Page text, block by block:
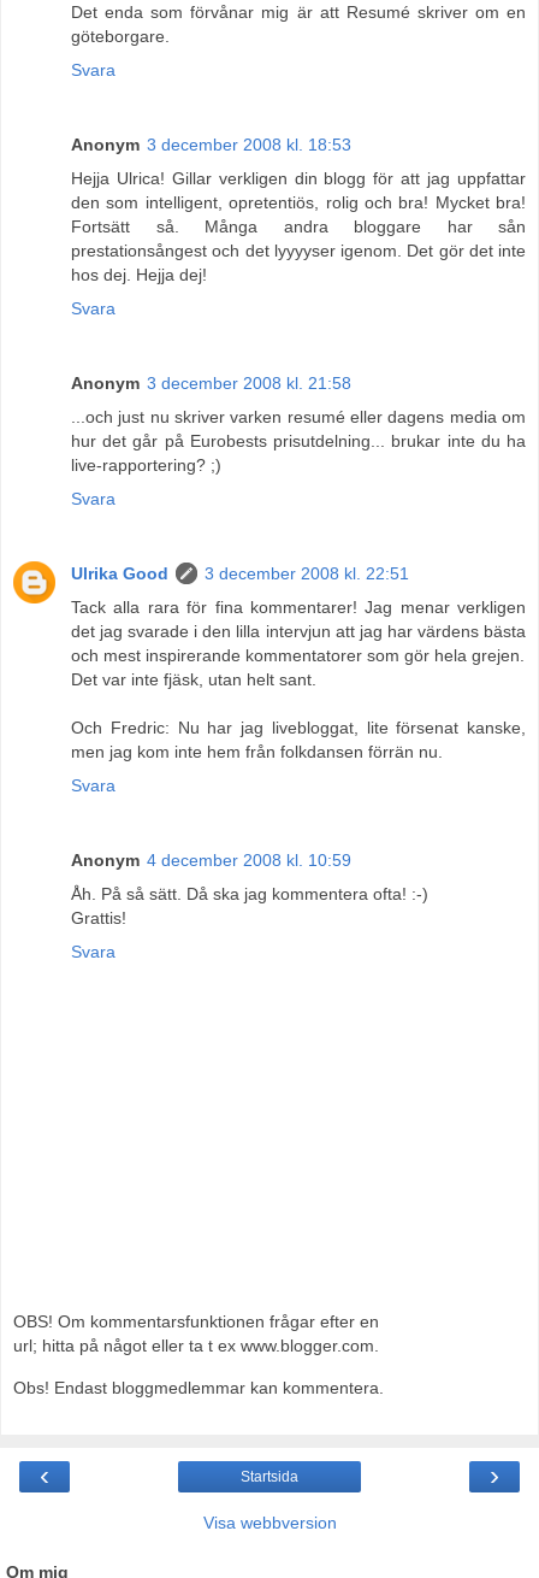
Det enda som förvånar mig är att Resumé skriver om en
göteborgare.
Svara
Anonym 3 december 2008 kl. 18:53
Hejja Ulrica! Gillar verkligen din blogg för att jag uppfattar
den som intelligent, opretentiös, rolig och bra! Mycket bra!
Fortsätt så. Många andra bloggare har sån
prestationsångest och det lyyyyser igenom. Det gör det inte
hos dej. Hejja dej!
Svara
Anonym 3 december 2008 kl. 21:58
...och just nu skriver varken resumé eller dagens media om
hur det går på Eurobests prisutdelning... brukar inte du ha
live-rapportering? ;)
Svara
Ulrika Good
3 december 2008 kl. 22:51
Tack alla rara för fina kommentarer! Jag menar verkligen
det jag svarade i den lilla intervjun att jag har värdens bästa
och mest inspirerande kommentatorer som gör hela grejen.
Det var inte fjäsk, utan helt sant.
Och Fredric: Nu har jag livebloggat, lite försenat kanske,
men jag kom inte hem från folkdansen förrän nu.
Svara
Anonym 4 december 2008 kl. 10:59
Åh. På så sätt. Då ska jag kommentera ofta! :-)
Grattis!
Svara
OBS! Om kommentarsfunktionen frågar efter en
url; hitta på något eller ta t ex www.blogger.com.
Obs! Endast bloggmedlemmar kan kommentera.
‹ ›
Startsida
Visa webbversion
Om mig